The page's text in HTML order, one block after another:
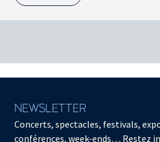
NEWSLETTER
Concerts, spectacles, festivals,
conférences, week-ends… Restez